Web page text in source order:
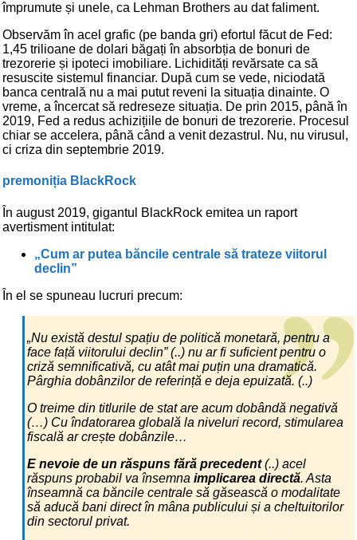
împrumute și unele, ca Lehman Brothers au dat faliment.
Observăm în acel grafic (pe banda gri) efortul făcut de Fed:
1,45 trilioane de dolari băgați în absorbția de bonuri de
trezorerie și ipoteci imobiliare. Lichidități revărsate ca să
resuscite sistemul financiar. După cum se vede, niciodată
banca centrală nu a mai putut reveni la situația dinainte. O
vreme, a încercat să redreseze situația. De prin 2015, până în
2019, Fed a redus achizițiile de bonuri de trezorerie. Procesul
chiar se accelera, până când a venit dezastrul. Nu, nu virusul,
ci criza din septembrie 2019.
premoniția BlackRock
În august 2019, gigantul BlackRock emitea un raport
avertisment intitulat:
„Cum ar putea băncile centrale să trateze viitorul
declin”
În el se spuneau lucruri precum:
„Nu există destul spațiu de politică monetară, pentru a
face față viitorului declin” (..) nu ar fi suficient pentru o
criză semnificativă, cu atât mai puțin una dramatică.
Pârghia dobânzilor de referință e deja epuizată. (..)
O treime din titlurile de stat are acum dobândă negativă
(…) Cu îndatorarea globală la niveluri record, stimularea
fiscală ar crește dobânzile…
E nevoie de un răspuns fără precedent(..) acel
răspuns probabil va însemna implicarea directă. Asta
înseamnă ca băncile centrale să găsească o modalitate
să aducă bani direct în mâna publicului și a cheltuitorilor
din sectorul privat.